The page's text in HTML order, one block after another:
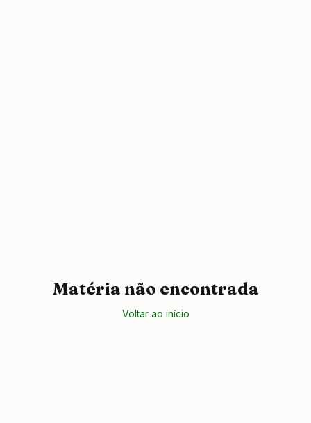
Matéria não encontrada
Voltar ao início